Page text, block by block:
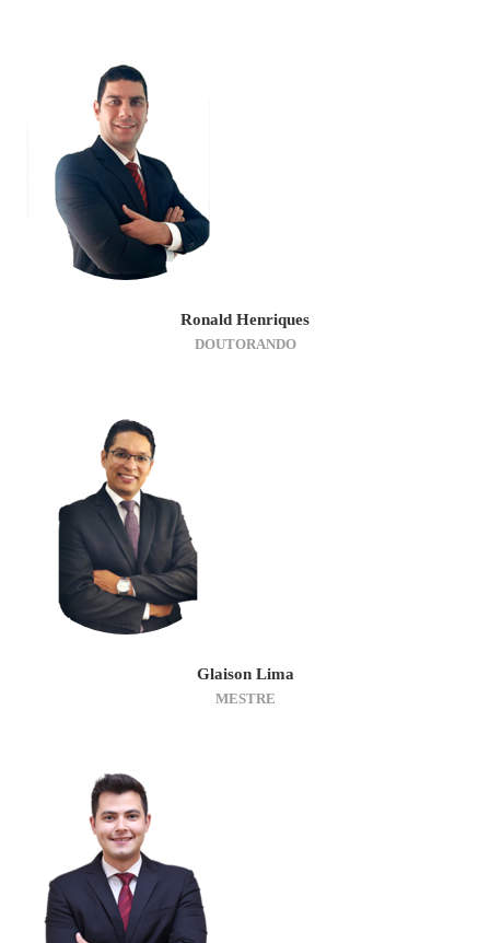
Ronald Henriques
DOUTORANDO
Glaison Lima
MESTRE